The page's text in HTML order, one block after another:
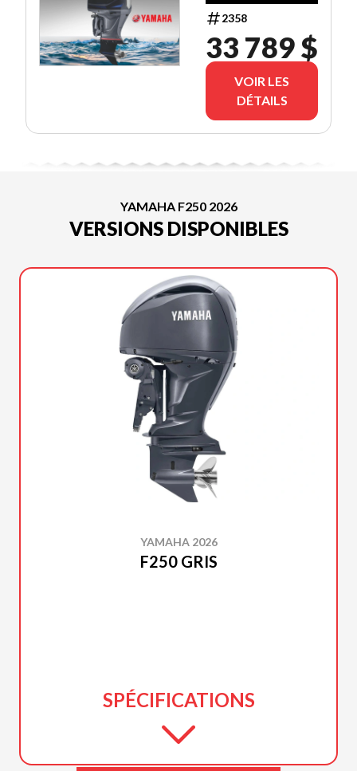
TAUX
PROMOTIONNEL
- N.B (NON
ÉLIGIBLE AU
2358
33 789 $
VOIR LES
DÉTAILS
YAMAHA F250 2026
VERSIONS DISPONIBLES
YAMAHA 2026
F250 GRIS
SPÉCIFICATIONS